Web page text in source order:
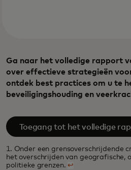
Ga naar het volledige rapport
over effectieve strategieën
ontdek best practices om u te
beveiligingshouding en
Toegang tot het volledige
1. Onder een grensoverschrijdende
het overschrijden van geografische,
politieke grenzen.↩